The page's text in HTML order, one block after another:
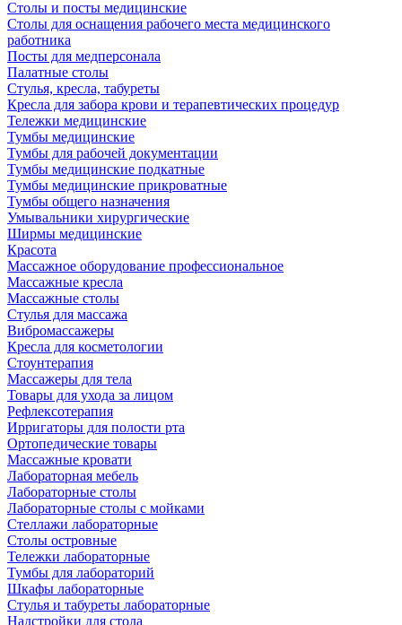
Столы и посты медицинские
Столы для оснащения рабочего места медицинского
работника
Посты для медперсонала
Палатные столы
Стулья, кресла, табуреты
Кресла для забора крови и терапевтических процедур
Тележки медицинские
Тумбы медицинские
Тумбы для рабочей документации
Тумбы медицинские подкатные
Тумбы медицинские прикроватные
Тумбы общего назначения
Умывальники хирургические
Ширмы медицинские
Красота
Массажное оборудование профессиональное
Массажные кресла
Массажные столы
Стулья для массажа
Вибромассажеры
Кресла для косметологии
Стоунтерапия
Массажеры для тела
Товары для ухода за лицом
Рефлексотерапия
Ирригаторы для полости рта
Ортопедические товары
Массажные кровати
Лабораторная мебель
Лабораторные столы
Лабораторные столы с мойками
Стеллажи лабораторные
Столы островные
Тележки лабораторные
Тумбы для лабораторий
Шкафы лабораторные
Стулья и табуреты лабораторные
Надстройки для стола